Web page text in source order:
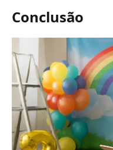
Conclusão